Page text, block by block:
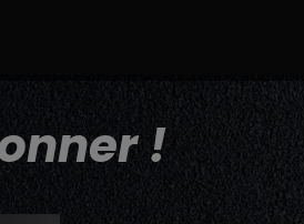
! AJOUTER